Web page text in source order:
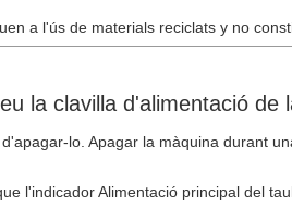
a l'ús de materials reciclats y no
la clavilla d'alimentació de
lo. Apagar la màquina durant
l'indicador Alimentació principal del